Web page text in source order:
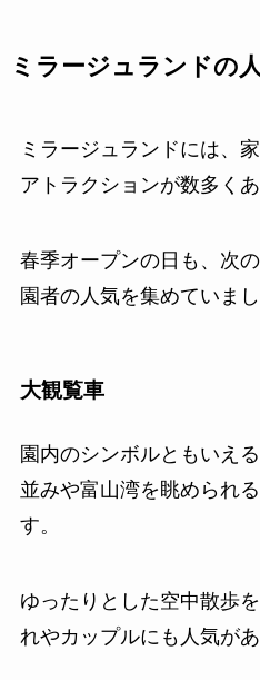
ミラージュランドの
ミラージュランドには、
アトラクションが数多くあ
春季オープンの日も、次
園者の人気を集めていまし
大観覧車
園内のシンボルともいえ
並みや富山湾を眺められ
す。
ゆったりとした空中散歩
れやカップルにも人気があ